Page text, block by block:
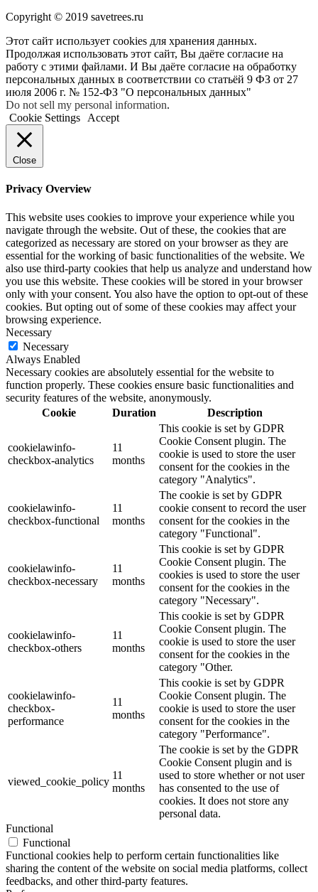
Copyright © 2019 savetrees.ru
Этот сайт использует cookies для хранения данных.
Продолжая использовать этот сайт, Вы даёте согласие на
работу с этими файлами. И Вы даёте согласие на обработку
персональных данных в соответствии со статьёй 9 ФЗ от 27
июля 2006 г. № 152-ФЗ "О персональных данных"
Do not sell my personal information.
Cookie Settings
Accept
Close
Privacy Overview
This website uses cookies to improve your experience while you
navigate through the website. Out of these, the cookies that are
categorized as necessary are stored on your browser as they are
essential for the working of basic functionalities of the website. We
also use third-party cookies that help us analyze and understand how
you use this website. These cookies will be stored in your browser
only with your consent. You also have the option to opt-out of these
cookies. But opting out of some of these cookies may affect your
browsing experience.
Necessary
Necessary
Always Enabled
Necessary cookies are absolutely essential for the website to
function properly. These cookies ensure basic functionalities and
security features of the website, anonymously.
Cookie
Duration Description
cookielawinfo-
checkbox-analytics
11
months
This cookie is set by GDPR
Cookie Consent plugin. The
cookie is used to store the user
consent for the cookies in the
category "Analytics".
cookielawinfo-
checkbox-functional
11
months
The cookie is set by GDPR
cookie consent to record the user
consent for the cookies in the
category "Functional".
cookielawinfo-
checkbox-necessary
11
months
This cookie is set by GDPR
Cookie Consent plugin. The
cookies is used to store the user
consent for the cookies in the
category "Necessary".
cookielawinfo-
checkbox-others
11
months
This cookie is set by GDPR
Cookie Consent plugin. The
cookie is used to store the user
consent for the cookies in the
category "Other.
cookielawinfo-
checkbox-
performance
11
months
This cookie is set by GDPR
Cookie Consent plugin. The
cookie is used to store the user
consent for the cookies in the
category "Performance".
viewed_cookie_policy
11
months
The cookie is set by the GDPR
Cookie Consent plugin and is
used to store whether or not user
has consented to the use of
cookies. It does not store any
personal data.
Functional
Functional
Functional cookies help to perform certain functionalities like
sharing the content of the website on social media platforms, collect
feedbacks, and other third-party features.